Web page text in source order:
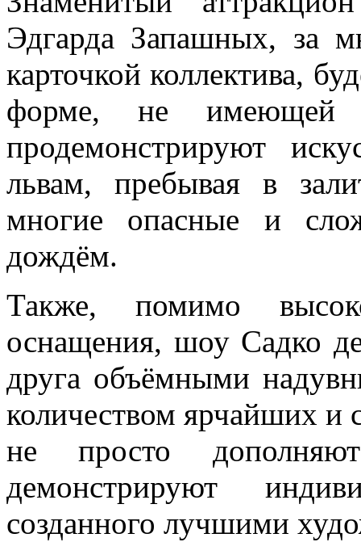
Эдгарда Запашных, за
карточкой коллектива,
форме, не имеющей
продемонстрируют
львам, пребывая в
многие опасные и
дождём.
Также, помимо
оснащения, шоу Садко
друга объёмными
количеством ярчайших и
не просто
демонстрируют
созданного лучшими